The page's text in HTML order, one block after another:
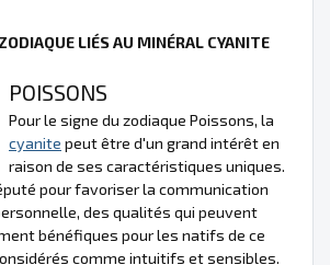
LIÉS AU MINÉRAL CYANITE
POISSONS
Pour le signe du zodiaque Poissons, la
cyanite peut être d'un grand intérêt en
raison de ses caractéristiques uniques.
pour favoriser la communication
des qualités qui peuvent
bénéfiques pour les natifs de ce
comme intuitifs et sensibles.